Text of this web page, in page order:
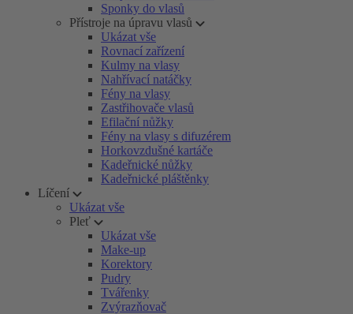
Sponky do vlasů
Přístroje na úpravu vlasů
Ukázat vše
Rovnací zařízení
Kulmy na vlasy
Nahřívací natáčky
Fény na vlasy
Zastřihovače vlasů
Efilační nůžky
Fény na vlasy s difuzérem
Horkovzdušné kartáče
Kadeřnické nůžky
Kadeřnické pláštěnky
Líčení
Ukázat vše
Pleť
Ukázat vše
Make-up
Korektory
Pudry
Tvářenky
Zvýrazňovač